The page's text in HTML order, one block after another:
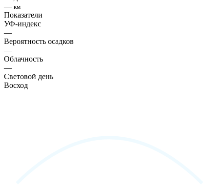
— км
Показатели
УФ-индекс
—
Вероятность осадков
—
Облачность
—
Световой день
Восход
—